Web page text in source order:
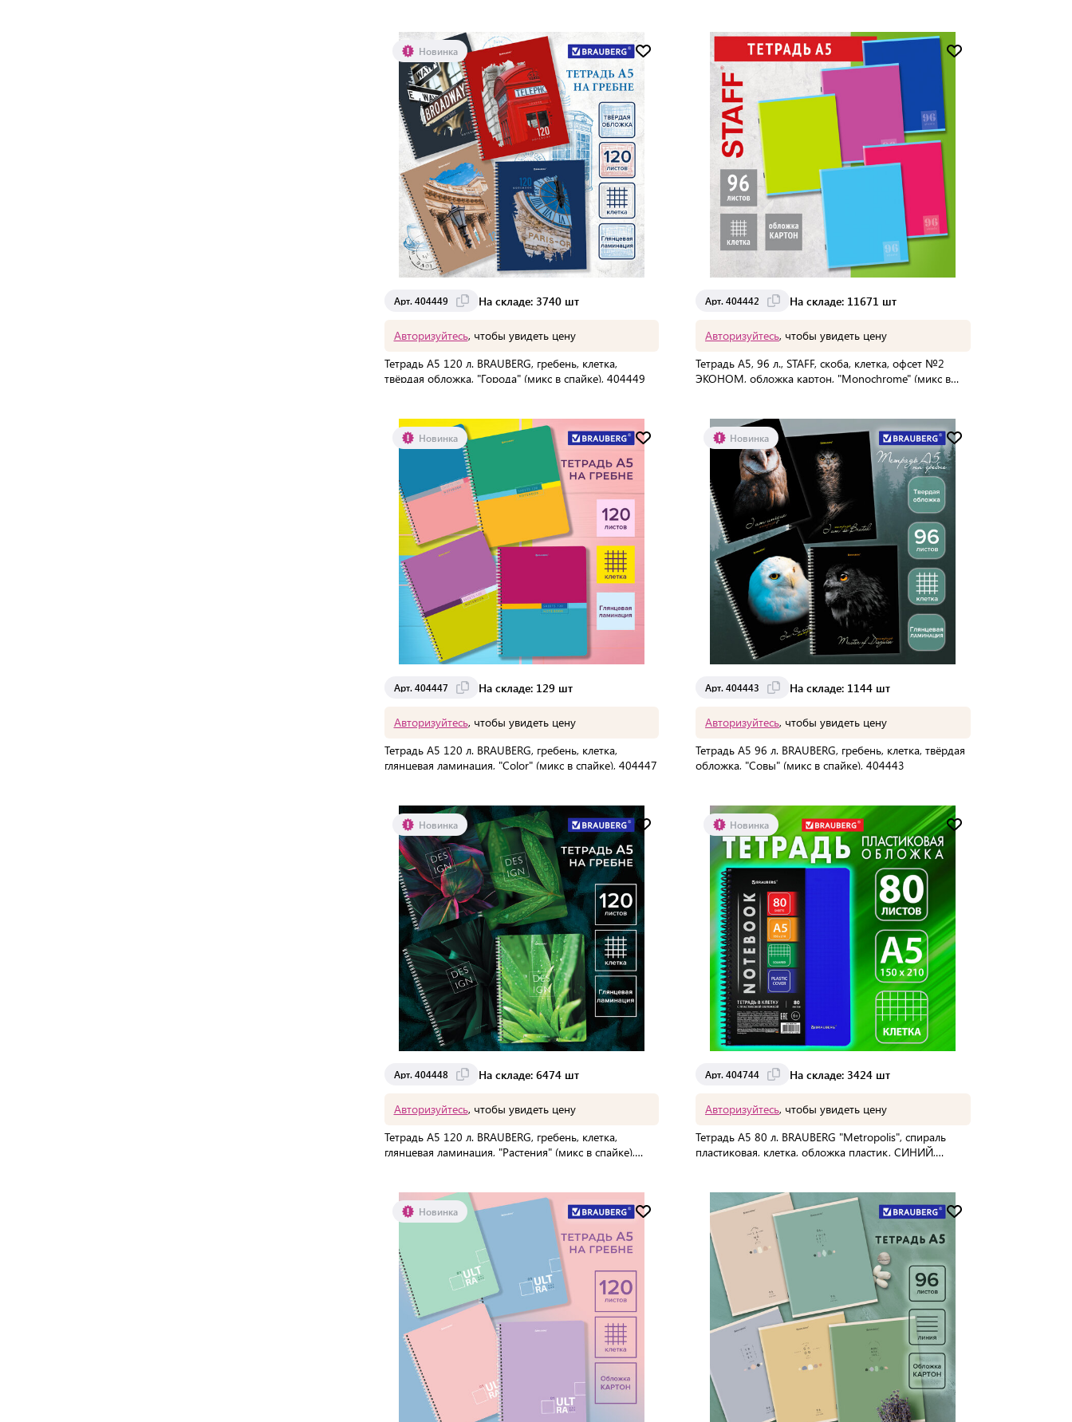
Мин. партия:
1 шт
Доставка от 2 до 3 дней
Мин. партия: 1 шт
Доставка от 2 до 3 дней
Новинка
Арт. 404449 На складе: 3740 шт
Авторизуйтесь, чтобы увидеть цену
Тетрадь А5 120 л. BRAUBERG, гребень, клетка,
твёрдая обложка, "Города" (микс в спайке), 404449
Мин. партия: 1 шт
Доставка от 2 до 3 дней
Арт. 404442 На складе: 11671 шт
Авторизуйтесь, чтобы увидеть цену
Тетрадь А5, 96 л., STAFF, скоба, клетка, офсет №2
ЭКОНОМ, обложка картон, "Monochrome" (микс в
Мин. партия: 1 шт
Доставка от 2 до 3 дней
Новинка
Арт. 404447 На складе: 129 шт
Авторизуйтесь, чтобы увидеть цену
Тетрадь А5 120 л. BRAUBERG, гребень, клетка,
глянцевая ламинация, "Color" (микс в спайке), 404447
Мин. партия: 1 шт
Доставка от 2 до 3 дней
Новинка
Арт. 404443 На складе: 1144 шт
Авторизуйтесь, чтобы увидеть цену
Тетрадь А5 96 л. BRAUBERG, гребень, клетка, твёрдая
обложка, "Совы" (микс в спайке), 404443
Мин. партия: 1 шт
Доставка от 2 до 3 дней
Новинка
Арт. 404448 На складе: 6474 шт
Авторизуйтесь, чтобы увидеть цену
Тетрадь А5 120 л. BRAUBERG, гребень, клетка,
глянцевая ламинация, "Растения" (микс в спайке),
Мин. партия: 1 шт
Доставка от 2 до 3 дней
Новинка
Арт. 404744 На складе: 3424 шт
Авторизуйтесь, чтобы увидеть цену
Тетрадь А5 80 л. BRAUBERG "Metropolis", спираль
пластиковая, клетка, обложка пластик, СИНИЙ,
Мин. партия: 1 шт
Доставка от 2 до 3 дней
Новинка